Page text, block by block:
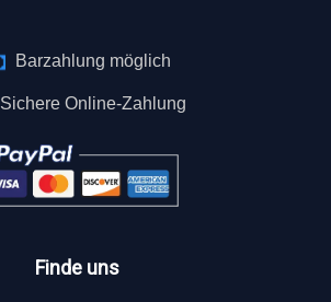
Barzahlung möglich
Sichere Online-Zahlung
Finde uns